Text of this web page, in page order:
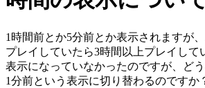
1時間前とか5分前とか表示されますが
プレイしていたら3時間以上プレイして
表示になっていなかったのですが、ど
1分前という表示に切り替わるのですか